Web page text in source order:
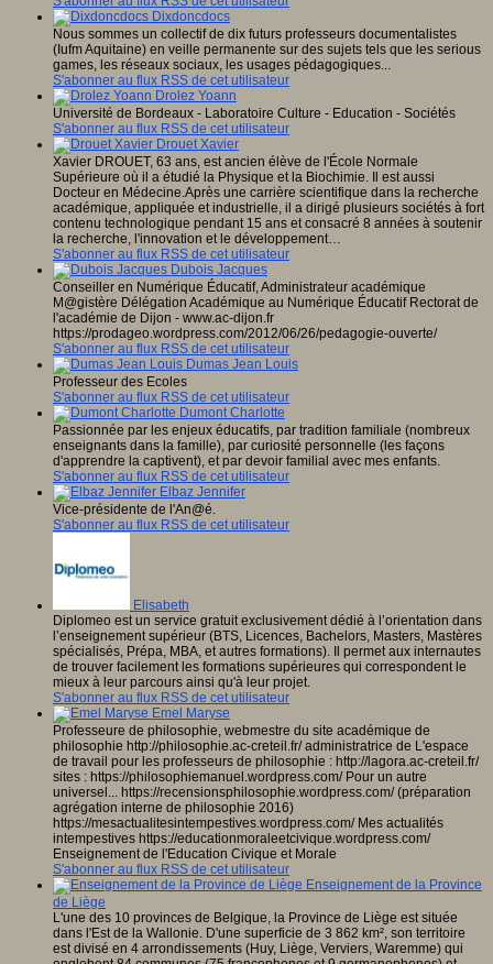
Dixdoncdocs
Nous sommes un collectif de dix futurs professeurs documentalistes
(Iufm Aquitaine) en veille permanente sur des sujets tels que les serious
games, les réseaux sociaux, les usages pédagogiques...
S'abonner au flux RSS de cet utilisateur
Drolez Yoann
Université de Bordeaux - Laboratoire Culture - Education - Sociétés
S'abonner au flux RSS de cet utilisateur
Drouet Xavier
Xavier DROUET, 63 ans, est ancien élève de l'École Normale
Supérieure où il a étudié la Physique et la Biochimie. Il est aussi
Docteur en Médecine.Après une carrière scientifique dans la recherche
académique, appliquée et industrielle, il a dirigé plusieurs sociétés à fort
contenu technologique pendant 15 ans et consacré 8 années à soutenir
la recherche, l'innovation et le développement…
S'abonner au flux RSS de cet utilisateur
Dubois Jacques
Conseiller en Numérique Éducatif, Administrateur académique
M@gistère Délégation Académique au Numérique Éducatif Rectorat de
l'académie de Dijon - www.ac-dijon.fr
https://prodageo.wordpress.com/2012/06/26/pedagogie-ouverte/
S'abonner au flux RSS de cet utilisateur
Dumas Jean Louis
Professeur des Ecoles
S'abonner au flux RSS de cet utilisateur
Dumont Charlotte
Passionnée par les enjeux éducatifs, par tradition familiale (nombreux
enseignants dans la famille), par curiosité personnelle (les façons
d'apprendre la captivent), et par devoir familial avec mes enfants.
S'abonner au flux RSS de cet utilisateur
Elbaz Jennifer
Vice-présidente de l'An@é.
S'abonner au flux RSS de cet utilisateur
Elisabeth
Diplomeo est un service gratuit exclusivement dédié à l’orientation dans
l’enseignement supérieur (BTS, Licences, Bachelors, Masters, Mastères
spécialisés, Prépa, MBA, et autres formations). Il permet aux internautes
de trouver facilement les formations supérieures qui correspondent le
mieux à leur parcours ainsi qu'à leur projet.
S'abonner au flux RSS de cet utilisateur
Emel Maryse
Professeure de philosophie, webmestre du site académique de
philosophie http://philosophie.ac-creteil.fr/ administratrice de L'espace
de travail pour les professeurs de philosophie : http://lagora.ac-creteil.fr/
sites : https://philosophiemanuel.wordpress.com/ Pour un autre
universel... https://recensionsphilosophie.wordpress.com/ (préparation
agrégation interne de philosophie 2016)
https://mesactualitesintempestives.wordpress.com/ Mes actualités
intempestives https://educationmoraleetcivique.wordpress.com/
Enseignement de l'Education Civique et Morale
S'abonner au flux RSS de cet utilisateur
Enseignement de la Province
de Liège
L'une des 10 provinces de Belgique, la Province de Liège est située
dans l'Est de la Wallonie. D'une superficie de 3 862 km², son territoire
est divisé en 4 arrondissements (Huy, Liège, Verviers, Waremme) qui